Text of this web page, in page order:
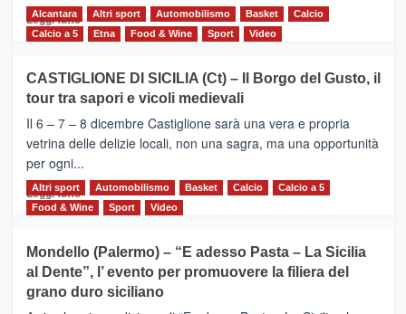
Leggi tutto Leggi
MOIO
ALCANTARA
–
Vivicittà,
alla
scoperta
del
territorio,
e
messaggi
di
Alcantara Altri sport Automobilismo Basket
Calcio
Calcio a 5
Etna Food & Wine Sport Video
CASTIGLIONE DI SICILIA (Ct) – Il Borgo del Gusto, il
tour tra sapori e vicoli medievali
Il 6 – 7 – 8 dicembre Castiglione sarà una vera e propria
vetrina delle delizie locali, non una sagra, ma una opportunità
per ogni...
Leggi tuttoLeggi
di
CASTIGLIONE
DI
SICILIA
(Ct)
Altri sport Automobilismo Basket Calcio
Calcio a 5
Food & Wine
Sport Video
Mondello (Palermo) – “E adesso Pasta – La Sicilia
al Dente”, l’ evento per promuovere la filiera del
grano duro siciliano